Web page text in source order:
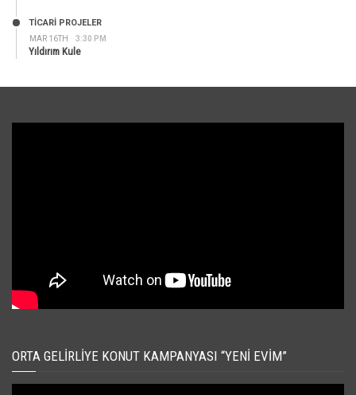
MAR 16TH 3:30 PM
TİCARİ PROJELER
Yıldırım Kule
ORTA GELIRLIYE KONUT KAMPANYASI “YENI EVIM”